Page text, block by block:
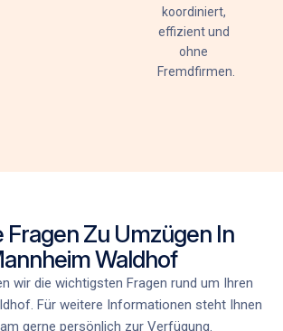
koordiniert,
effizient und
ohne
Fremdfirmen.
Fragen Zu Umzügen In
Waldhof
wir die wichtigsten Fragen rund um Ihren
Für weitere Informationen steht Ihnen
gerne persönlich zur Verfügung.